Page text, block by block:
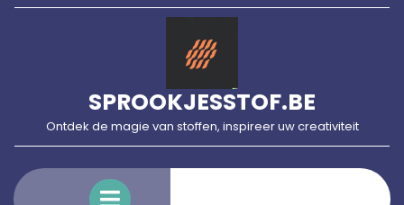
Skip
SPROOKJESSTOF.BE
Ontdek de magie van stoffen, inspireer uw creativiteit
Menu